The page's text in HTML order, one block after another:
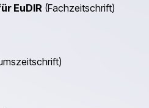
EuDIR (Fachzeitschrift)